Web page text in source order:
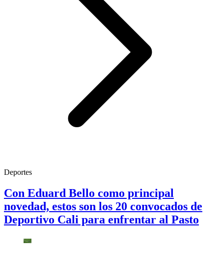
Deportes
Con Eduard Bello como principal
novedad, estos son los 20 convocados de
Deportivo Cali para enfrentar al Pasto